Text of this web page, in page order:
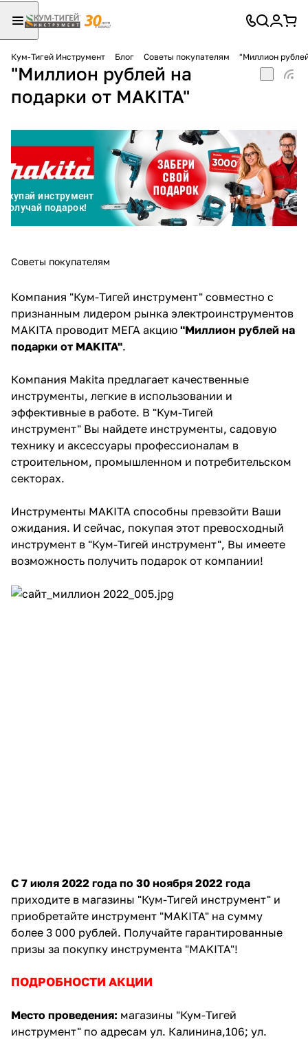
Кум-Тигей Инструмент Блог Советы покупателям "Миллион
"Миллион рублей на
подарки от MAKITA"
Советы покупателям
Компания "Кум-Тигей инструмент" совместно с
признанным лидером рынка электроинструментов
MAKITA проводит МЕГА акцию "Миллион рублей на
подарки от MAKITA".
Компания Makita предлагает качественные
инструменты, легкие в использовании и
эффективные в работе. В "Кум-Тигей
инструмент" Вы найдете инструменты, садовую
технику и аксессуары профессионалам в
строительном, промышленном и потребительском
секторах.
Инструменты MAKITA способны превзойти Ваши
ожидания. И сейчас, покупая этот превосходный
инструмент в "Кум-Тигей инструмент", Вы имеете
возможность получить подарок от компании!
С 7 июля 2022 года по 30 ноября 2022 года
приходите в магазины "Кум-Тигей инструмент" и
приобретайте инструмент "MAKITA" на сумму
более 3 000 рублей. Получайте гарантированные
призы за покупку инструмента "MAKITA"!
ПОДРОБНОСТИ АКЦИИ
Место проведения: магазины "Кум-Тигей
инструмент" по адресам ул. Калинина,106; ул.
Для клиентов всех банков
Разбейте
оплатуна части
без переплат
График платежей
25%
Добавляйте товары
в корзину
Оплачивайте сегодня только
25% картой любого банка
Получайте товар
выбранный способом
Оставшиеся 75 % будут
списыватьсяс вашей карты
по25 % каждые 2 недели
раз в 2 недели